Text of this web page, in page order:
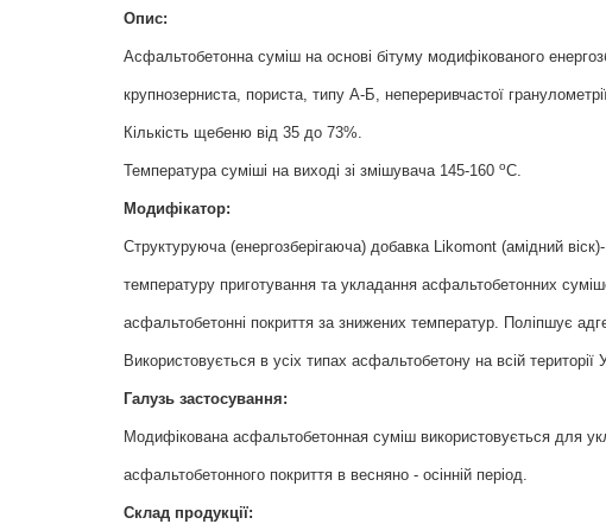
Опис:
Асфальтобетонна суміш на основі бітуму модифікованого
крупнозерниста, пориста, типу А-Б, непереривчастої
Кількість щебеню від 35 до 73%.
Температура суміші на виході зі змішувача 145-160 оС.
Модифікатор:
Структуруюча (енергозберігаюча) добавка Likomont (амідний
температуру приготування та укладання асфальтобетонних
асфальтобетонні покриття за знижених температур. Поліпшує
Використовується в усіх типах асфальтобетону на всій
Галузь застосування:
Модифікована асфальтобетонная суміш використовується для
асфальтобетонного покриття в весняно - осінній період.
Склад продукції: